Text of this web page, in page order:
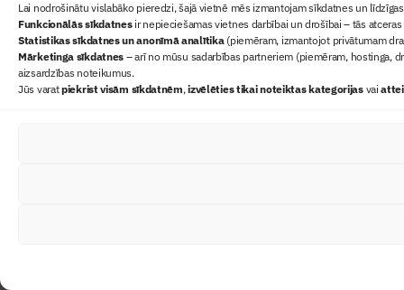
Lai nodrošinātu vislabāko pieredzi, šajā vietnē mēs izmantojam sīkdatnes un
Funkcionālās sīkdatnesir nepieciešamas vietnes darbībai un drošībai – tās
Statistikas sīkdatnes un anonīmā analītika(piemēram, izmantojot privātumam
Mārketinga sīkdatnes – arī no mūsu sadarbības partneriem (piemēram, hostinga,
aizsardzības noteikumus.
Jūs varatpiekrist visām sīkdatnēm,izvēlēties tikai noteiktas kategorijasvai